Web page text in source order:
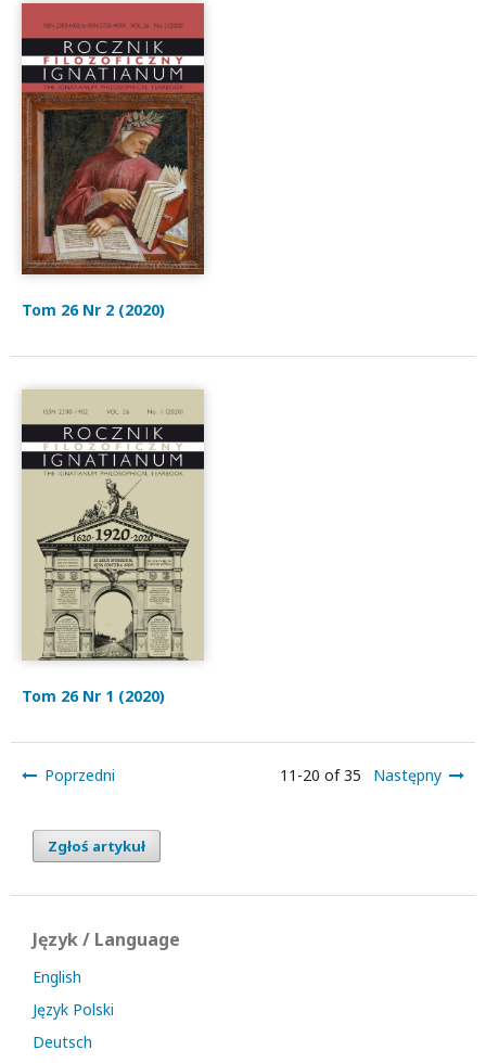
Tom 26 Nr 2 (2020)
Tom 26 Nr 1 (2020)
Poprzedni 11-20 of 35 Następny
Zgłoś artykuł
Język / Language
English
Język Polski
Deutsch